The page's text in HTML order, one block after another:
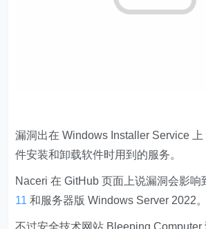
漏洞出在 Windows Installer Service 上
件安装和卸载软件时用到的服务。
Naceri 在 GitHub 页面上说漏洞会影
11 和服务器版 Windows Server 2022。